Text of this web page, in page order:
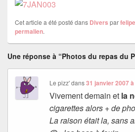
Cet article a été posté dans Divers parfelipe
permalien.
Une réponse à “Photos du repas du
Le pizz'dans31 janvier 2007
Vivement demain et la
cigarettes alors + de
La raison était la, sans